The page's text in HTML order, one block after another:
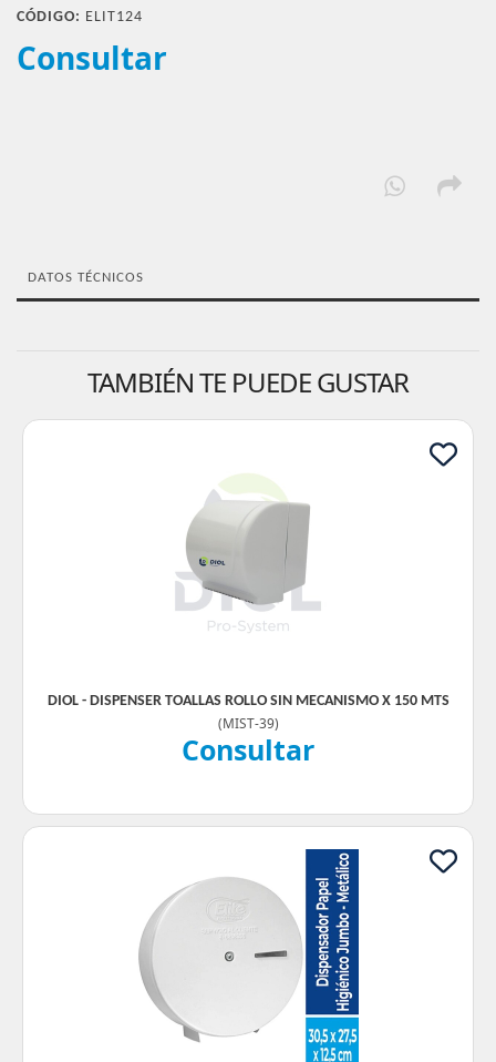
CÓDIGO: ELIT124
Consultar
DATOS TÉCNICOS
TAMBIÉN TE PUEDE GUSTAR
DIOL - DISPENSER TOALLAS ROLLO SIN MECANISMO X 150 MTS
(MIST-39)
Consultar